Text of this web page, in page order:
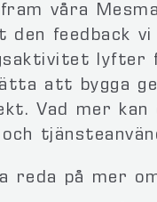
våra
feedback vi
lyfter
att bygga
Vad mer
reda på mer